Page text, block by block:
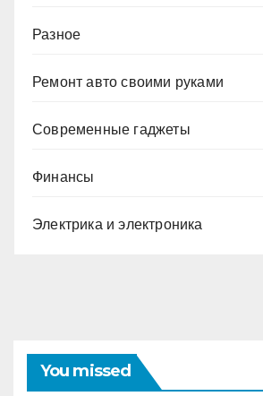
Разное
Ремонт авто своими руками
Современные гаджеты
Финансы
Электрика и электроника
You missed